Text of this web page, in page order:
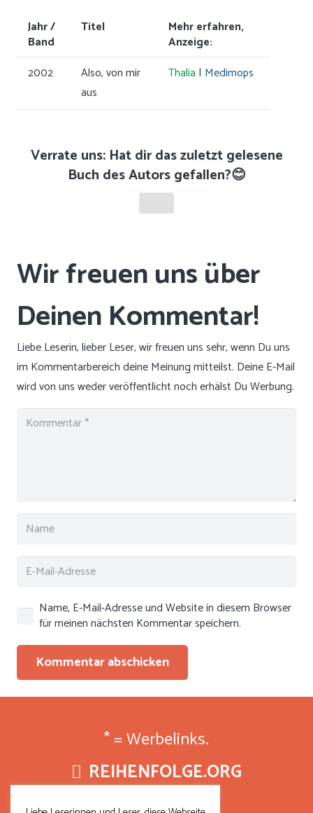
Jahr /
Band
Titel
Mehr erfahren,
Anzeige:
2002
Also, von mir
aus
Thalia | Medimops
Verrate uns: Hat dir das zuletzt gelesene
Buch des Autors gefallen?😊
Liebe Leserin, lieber Leser, wir freuen uns sehr, wenn Du uns
im Kommentarbereich deine Meinung mitteilst. Deine E-Mail
wird von uns weder veröffentlicht noch erhälst Du Werbung.
Name, E-Mail-Adresse und Website in diesem Browser
für meinen nächsten Kommentar speichern.
Kommentar abschicken
* = Werbelinks.
REIHENFOLGE.ORG
Über Uns